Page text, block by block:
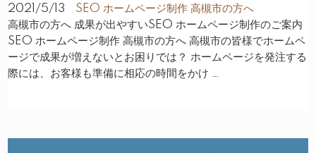
2021/5/13
SEO ホームページ制作 高槻市の方へ
高槻市の方へ 成果が出やすいSEO ホームページ制作のご案内
SEO ホームページ制作 高槻市の方へ 高槻市の皆様でホームペ
ージで成果が増えないとお困りでは？ ホームページを発注する
際には、お客様も準備に相応の時間をかけ …